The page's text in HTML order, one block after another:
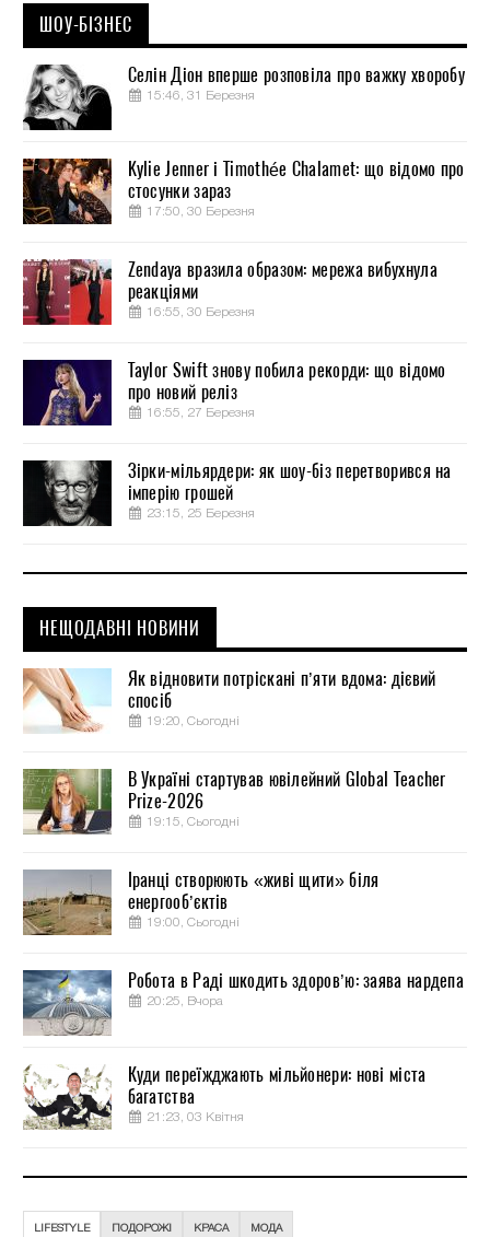
ШОУ-БІЗНЕС
Селін Діон вперше розповіла про важку хворобу
15:46, 31 Березня
Kylie Jenner і Timothée Chalamet: що відомо про
стосунки зараз
17:50, 30 Березня
Zendaya вразила образом: мережа вибухнула
реакціями
16:55, 30 Березня
Taylor Swift знову побила рекорди: що відомо
про новий реліз
16:55, 27 Березня
Зірки-мільярдери: як шоу-біз перетворився на
імперію грошей
23:15, 25 Березня
НЕЩОДАВНІ НОВИНИ
Як відновити потріскані п’яти вдома: дієвий
спосіб
19:20, Сьогодні
В Україні стартував ювілейний Global Teacher
Prize-2026
19:15, Сьогодні
Іранці створюють «живі щити» біля
енергооб’єктів
19:00, Сьогодні
Робота в Раді шкодить здоров’ю: заява нардепа
20:25, Вчора
Куди переїжджають мільйонери: нові міста
багатства
21:23, 03 Квітня
LIFESTYLE ПОДОРОЖІ КРАСА МОДА